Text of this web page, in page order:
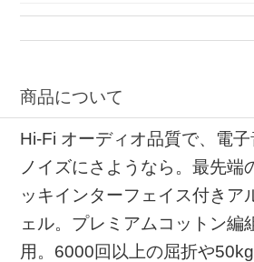
アルミニウム合金 エナメル銅
商品について
Hi-Fi オーディオ品質で、電
ノイズにさようなら。最先端
ッキインターフェイス付きア
ェル。プレミアムコットン編
用。6000回以上の屈折や